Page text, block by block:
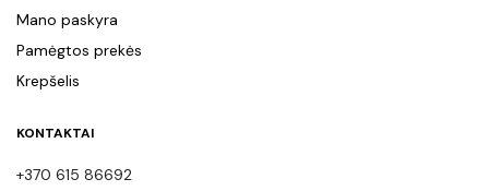
Mano paskyra
Pamėgtos prekės
Krepšelis
KONTAKTAI
+370 615 86692